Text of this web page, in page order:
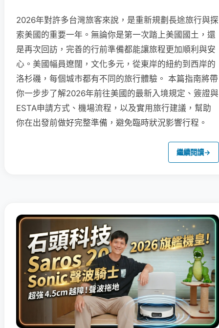
2026年對許多台灣旅客來說，是重新規劃長途旅行與探
索美國的重要一年。無論你是第一次踏上美國國土，還
是再次回訪，完善的行前準備都能讓旅程更加順利與安
心。美國幅員遼闊，文化多元，從東岸的紐約到西岸的
洛杉磯，每個城市都有不同的旅行體驗。 本篇指南將帶
你一步步了解2026年前往美國的最新入境規定、簽證與
ESTA申請方式、機場流程，以及實用旅行建議，幫助
你在出發前做好完整準備，避免臨時狀況影響行程。
繼續閱讀→